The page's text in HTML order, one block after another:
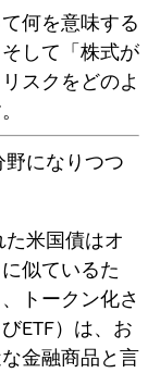
何を意味する
して「株式が
スクをどのよ
野になりつつ
米国債はオ
似ているた
トークン化さ
ETF）は、お
金融商品と言